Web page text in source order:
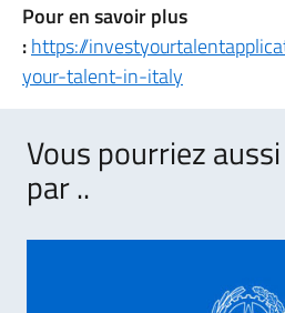
Pour en savoir plus
:https://
your-talent-in-italy
Vous pourriez
par ..